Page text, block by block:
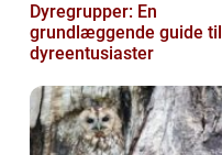
Dyregrupper: En
grundlæggende guide til
dyreentusiaster